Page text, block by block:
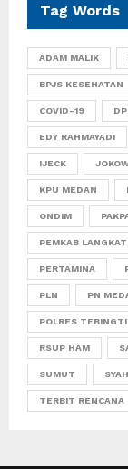
Tag Words
ADAM MALIK
BPJS KESEHATAN
COVID-19
EDY RAHMAYADI
IJECK
KPU MEDAN
ONDIM
PEMKAB LANGKAT
PERTAMINA
PLN PN
POLRES
RSUP HAM
SUMUT
TERBIT RENCANA